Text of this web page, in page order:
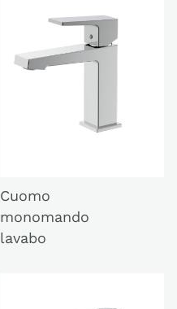
Cuomo
monomando
lavabo